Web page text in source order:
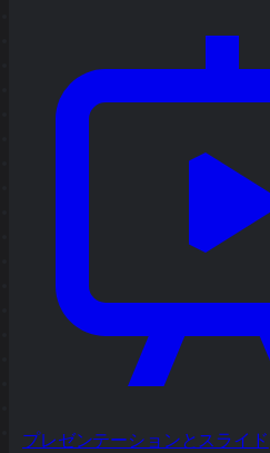
プレゼンテーションとスライド